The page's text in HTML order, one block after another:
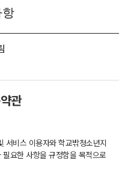
관
서비스 이용자와 학교밖청소년지
요한 사항을 규정함을 목적으로